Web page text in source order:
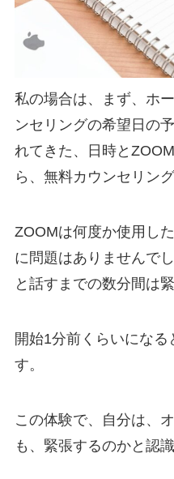
私の場合は、まず、ホ
ンセリングの希望日の
れてきた、日時と
ら、無料カウンセリン
ZOOMは何度か使用し
に問題はありませんで
と話すまでの数分間は
開始1分前くらいにな
す。
この体験で、自分は、
も、緊張するのかと認